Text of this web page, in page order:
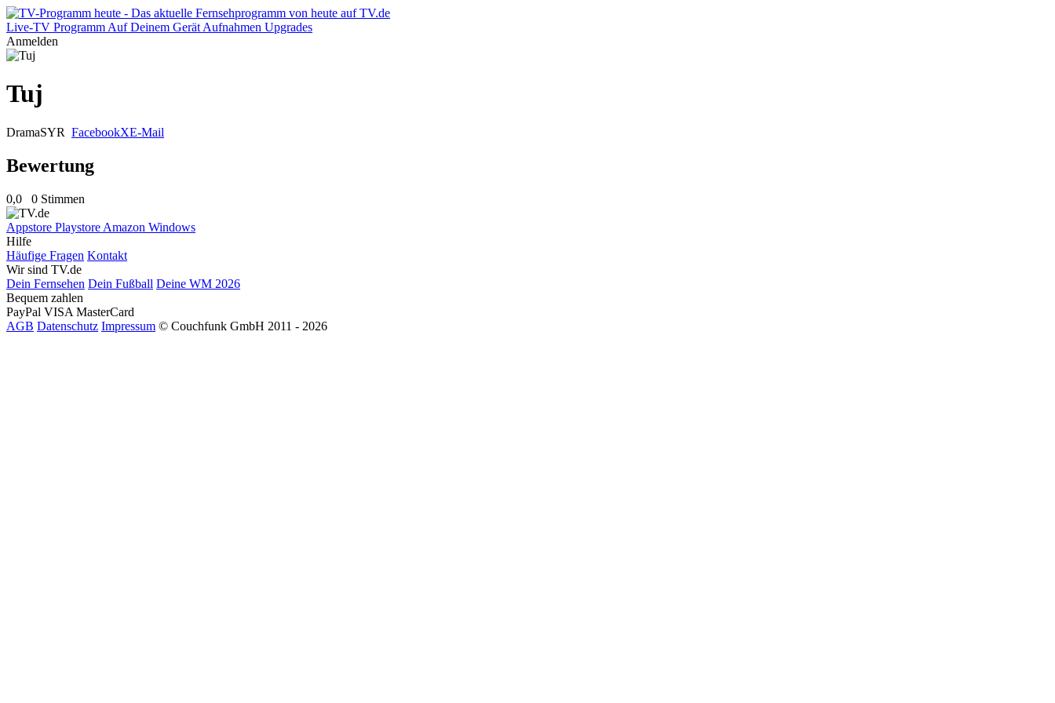
Live-TV Programm Auf Deinem Gerät Aufnahmen Upgrades
Anmelden
Tuj
DramaSYR FacebookXE-Mail
Bewertung
0,0 0 Stimmen
Appstore Playstore Amazon Windows
Hilfe
Häufige Fragen Kontakt
Wir sind TV.de
Dein Fernsehen Dein Fußball Deine WM 2026
Bequem zahlen
PayPal VISA MasterCard
AGB Datenschutz Impressum © Couchfunk GmbH 2011 - 2026